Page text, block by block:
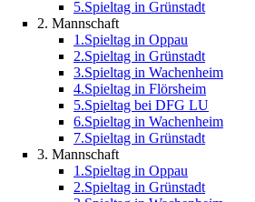
5.Spieltag in Grünstadt
2. Mannschaft
1.Spieltag in Oppau
2.Spieltag in Grünstadt
3.Spieltag in Wachenheim
4.Spieltag in Flörsheim
5.Spieltag bei DFG LU
6.Spieltag in Wachenheim
7.Spieltag in Grünstadt
3. Mannschaft
1.Spieltag in Oppau
2.Spieltag in Grünstadt